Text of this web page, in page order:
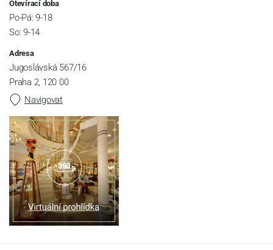
Otevírací doba
Po-Pá: 9-18
So: 9-14
Adresa
Jugoslávská 567/16
Praha 2, 120 00
Navigovat